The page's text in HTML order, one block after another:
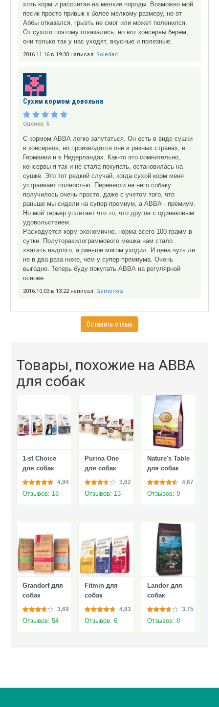
хоть корм и рассчитан на мелкие породы. Возможно мой
песик просто привык к более мелкому размеру, но от
Аббы отказался, грызть не смог или может поленился.
От сухого поэтому отказались, но вот консервы берем,
они только так у нас уходят, вкусные и полезные.
2016.11.16 в 19:30 написал: Soledad
Сухим кормом довольна
Оценка: 5
С кормом АВВА легко запутаться. Он есть в виде сушки
и консервов, но производятся они в разных странах, в
Германии и в Нидерландах. Как-то это сомнительно,
консервы я так и не стала покупать, остановилась на
сушке. Это тот редкий случай, когда сухой корм меня
устраивает полностью. Перевести на него собаку
получилось очень просто, даже с учетом того, что
раньше мы сидели на супер-премиум, а АВВА - премиум.
Но мой терьер уплетает что то, что другое с одинаковым
удовольствием.
Расходуется корм экономично, норма всего 100 грамм в
сутки. Полуторакилограммового мешка нам стало
хватать надолго, а раньше мигом уходил. И цена чуть ли
не в два раза ниже, чем у супер-премиума. Очень
выгодно. Теперь буду покупать АВВА на регулярной
основе.
2016.10.03 в 13:22 написал: Gemenota
Оставить отзыв
Товары, похожие на АВВА
для собак
1-st Choice
для собак
4,94
Отзывов: 18
Purina One
для собак
3,62
Отзывов: 13
Nature's Table
для собак
4,67
Отзывов: 9
Grandorf для
собак
3,69
Отзывов: 54
Fitmin для
собак
4,83
Отзывов: 6
Landor для
собак
3,75
Отзывов: 8